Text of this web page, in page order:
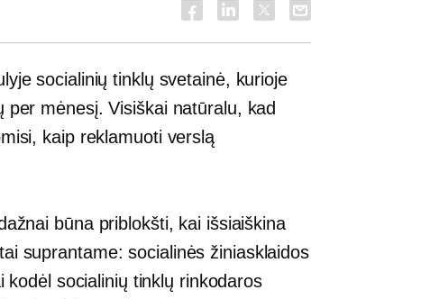
socialinių tinklų svetainė, kurioje
per mėnesį. Visiškai natūralu, kad
kaip reklamuoti verslą
būna priblokšti, kai išsiaiškina
suprantame: socialinės žiniasklaidos
socialinių tinklų rinkodaros